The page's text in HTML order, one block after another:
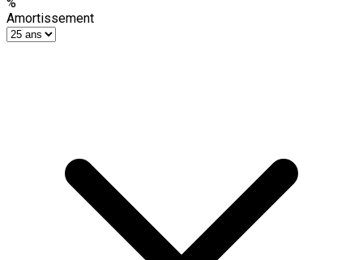
Amortissement